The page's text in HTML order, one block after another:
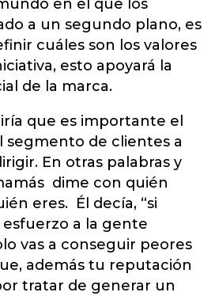
en el que los
a un segundo plano, es
cuáles son los valores
esto apoyará la
de la marca.
que es importante el
segmento de clientes a
En otras palabras y
dime con quién
eres. Él decía, “si
a la gente
vas a conseguir peores
además tu reputación
tratar de generar un